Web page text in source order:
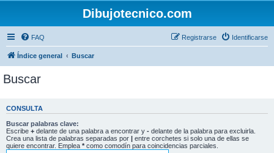
Dibujotecnico.com
FAQ Identificarse
Registrarse
Índice general Buscar
Buscar
CONSULTA
Buscar palabras clave:
Escribe + delante de una palabra a encontrar y - delante de la palabra para excluirla.
Crea una lista de palabras separadas por | entre corchetes si solo una de ellas se
quiere encontrar. Emplea * como comodín para coincidencias parciales.